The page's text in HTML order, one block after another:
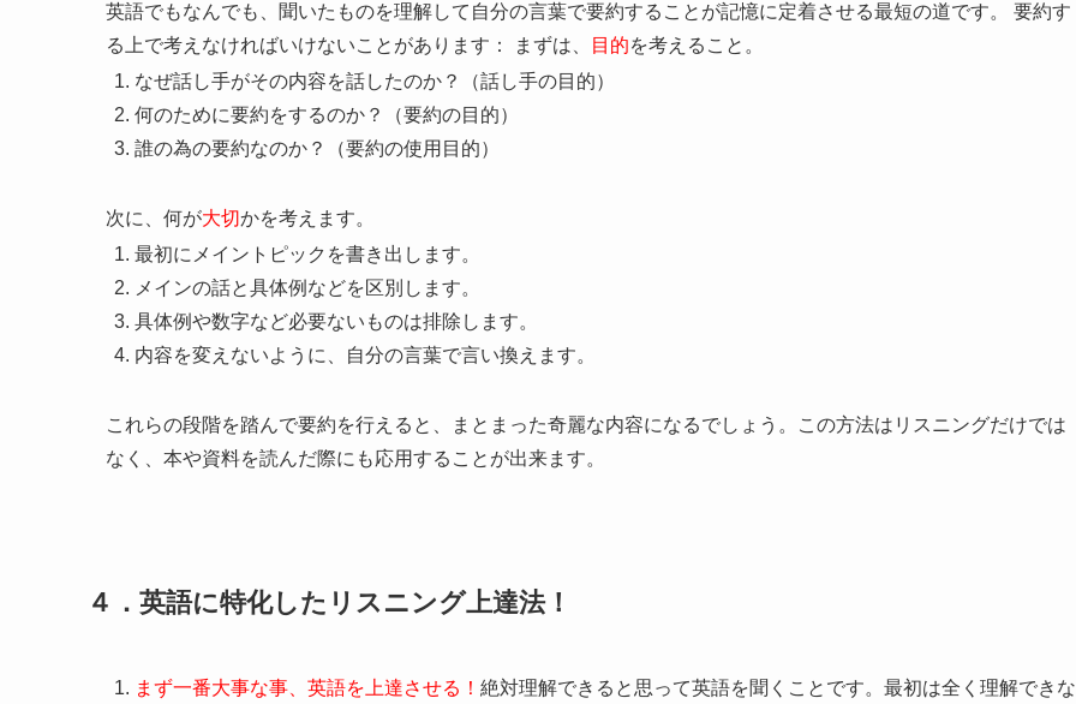
英語でもなんでも、聞いたものを理解して自分の言葉で要約することが記憶に定着させる最短の道です。 要約す
る上で考えなければいけないことがあります： まずは、
目的を考えること。
なぜ話し手がその内容を話したのか？（話し手の目的）
何のために要約をするのか？（要約の目的）
誰の為の要約なのか？（要約の使用目的）
次に、何が大切かを考えます。
最初にメイントピックを書き出します。
メインの話と具体例などを区別します。
具体例や数字など必要ないものは排除します。
内容を変えないように、自分の言葉で言い換えます。
これらの段階を踏んで要約を行えると、まとまった奇麗な内容になるでしょう。この方法はリスニングだけでは
なく、本や資料を読んだ際にも応用することが出来ます。
４．英語に特化したリスニング上達法！
まず一番大事な事、英語を上達させる！ 絶対理解できると思って英語を聞くことです。最初は全く理解できな